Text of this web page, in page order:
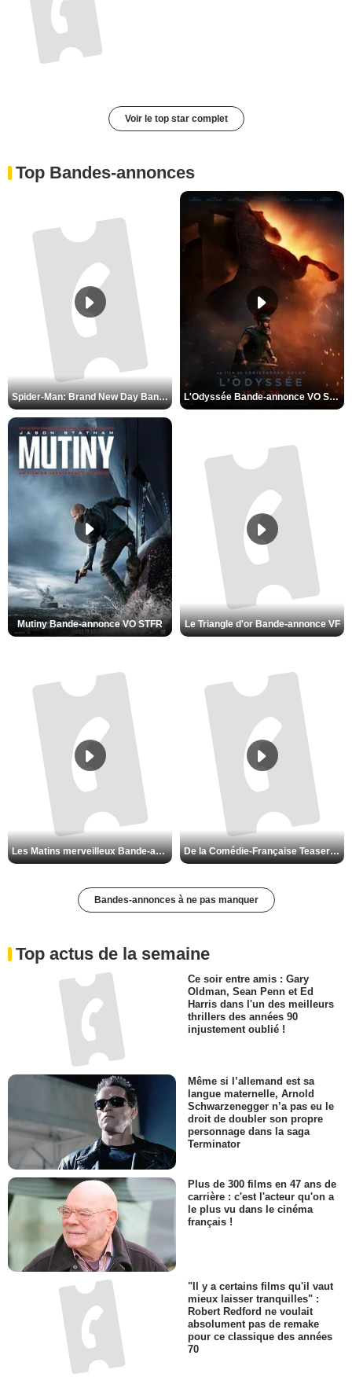
Voir le top star complet
Top Bandes-annonces
Spider-Man: Brand New Day Bande-annonce VO STFR L'Odyssée Bande-annonce VO STFR
Mutiny Bande-annonce VO STFR Le Triangle d'or Bande-annonce VF
Les Matins merveilleux Bande-annonce VF De la Comédie-Française Teaser VF
Bandes-annonces à ne pas manquer
Top actus de la semaine
Ce soir entre amis : Gary
Oldman, Sean Penn et Ed
Harris dans l'un des meilleurs
thrillers des années 90
injustement oublié !
Même si l’allemand est sa
langue maternelle, Arnold
Schwarzenegger n’a pas eu le
droit de doubler son propre
personnage dans la saga
Terminator
Plus de 300 films en 47 ans de
carrière : c'est l'acteur qu'on a
le plus vu dans le cinéma
français !
"Il y a certains films qu'il vaut
mieux laisser tranquilles" :
Robert Redford ne voulait
absolument pas de remake
pour ce classique des années
70